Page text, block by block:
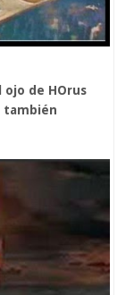
ojo de HOrus
también